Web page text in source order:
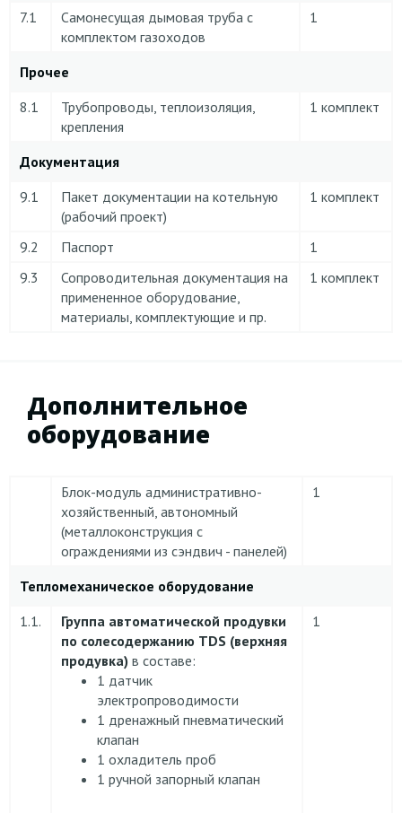
7.1
Самонесущая дымовая труба с
комплектом газоходов
1
Прочее
8.1
Трубопроводы, теплоизоляция,
крепления
1 комплект
Документация
9.1
Пакет документации на котельную
(рабочий проект)
1 комплект
9.2 Паспорт
1
9.3
Сопроводительная документация на
примененное оборудование,
материалы, комплектующие и пр.
1 комплект
Дополнительное
оборудование
Блок-модуль административно-
хозяйственный, автономный
(металлоконструкция с
ограждениями из сэндвич - панелей)
1
Тепломеханическое оборудование
1.1.
Группа автоматической продувки
по солесодержанию TDS (верхняя
продувка) в составе:
1 датчик
электропроводимости
1 дренажный пневматический
клапан
1 охладитель проб
1 ручной запорный клапан
1